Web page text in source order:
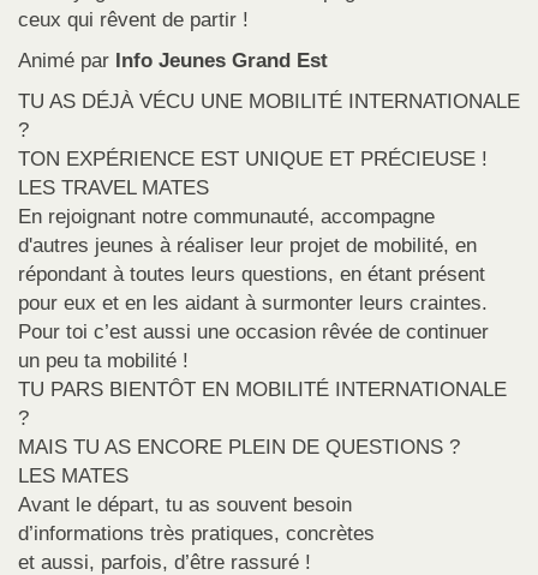
ceux qui rêvent de partir !
Animé par Info Jeunes Grand Est
TU AS DÉJÀ VÉCU UNE MOBILITÉ INTERNATIONALE
?
TON EXPÉRIENCE EST UNIQUE ET PRÉCIEUSE !
LES TRAVEL MATES
En rejoignant notre communauté, accompagne
d'autres jeunes à réaliser leur projet de mobilité, en
répondant à toutes leurs questions, en étant présent
pour eux et en les aidant à surmonter leurs craintes.
Pour toi c’est aussi une occasion rêvée de continuer
un peu ta mobilité !
TU PARS BIENTÔT EN MOBILITÉ INTERNATIONALE
?
MAIS TU AS ENCORE PLEIN DE QUESTIONS ?
LES MATES
Avant le départ, tu as souvent besoin
d’informations très pratiques, concrètes
et aussi, parfois, d’être rassuré !